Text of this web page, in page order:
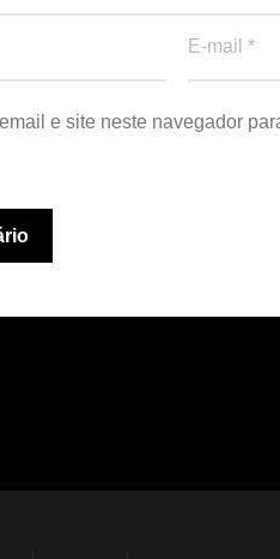
e site neste navegador